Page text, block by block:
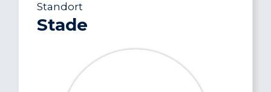
Standort
Stade